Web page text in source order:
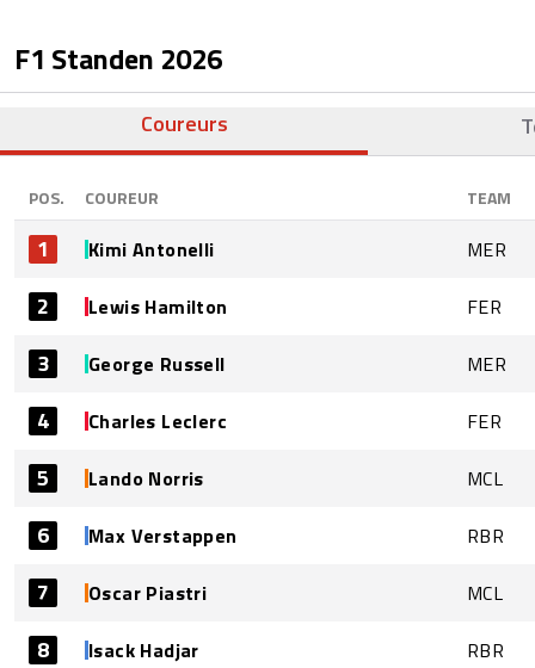
F1 Standen 2026
Coureurs
POS. COUREUR TEAM
1 Kimi Antonelli MER
2 Lewis Hamilton FER
3 George Russell MER
4 Charles Leclerc FER
5 Lando Norris MCL
6 Max Verstappen RBR
7 Oscar Piastri MCL
8 Isack Hadjar RBR